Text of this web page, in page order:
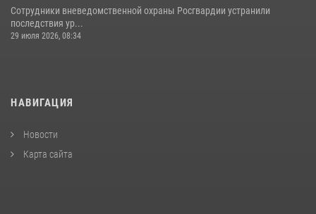
Сотрудники вневедомственной охраны Росгвардии устранили
последствия ур...
29 июля 2026, 08:34
НАВИГАЦИЯ
Новости
Карта сайта